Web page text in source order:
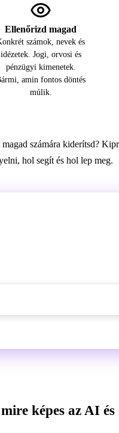
Ellenőrizd magad
számok, nevek és
idézetek. Jogi, orvosi és
pénzügyi kimenetek.
amin fontos döntés
múlik.
számára kiderítsd?
hol segít és hol lep meg.
képes az AI